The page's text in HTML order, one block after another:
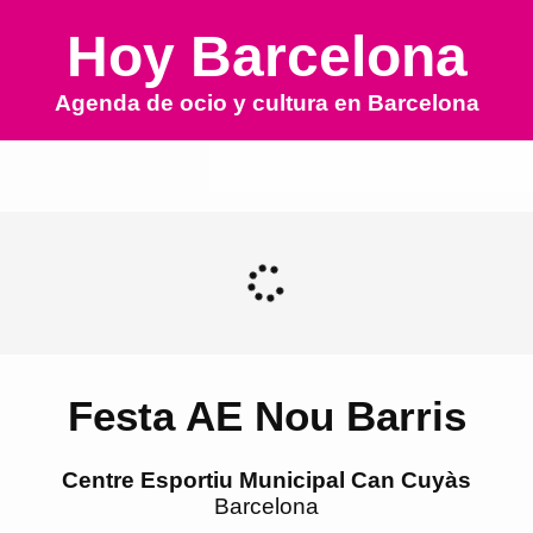
Hoy Barcelona
Agenda de ocio y cultura en Barcelona
Festa AE Nou Barris
Centre Esportiu Municipal Can Cuyàs
Barcelona